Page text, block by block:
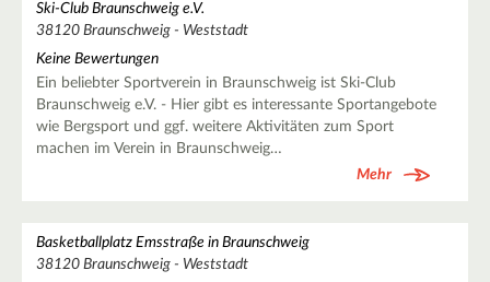
Ski-Club Braunschweig e.V.
38120 Braunschweig - Weststadt
Keine Bewertungen
Ein beliebter Sportverein in Braunschweig ist Ski-Club
Braunschweig e.V. - Hier gibt es interessante Sportangebote
wie Bergsport und ggf. weitere Aktivitäten zum Sport
machen im Verein in Braunschweig…
Mehr
Basketballplatz Emsstraße in Braunschweig
38120 Braunschweig - Weststadt